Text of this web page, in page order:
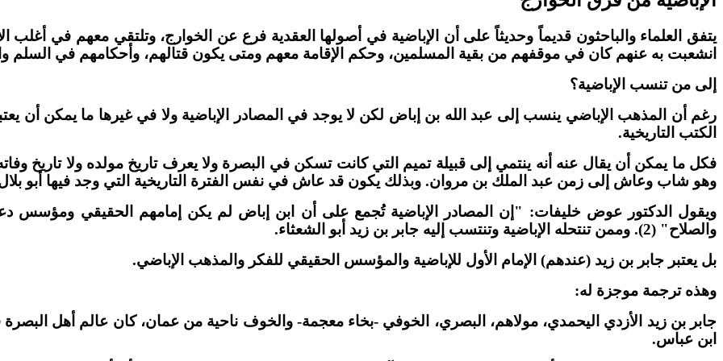
يتفق العلماء والباحثون قديماً وحديثاً على أن الإباضية في أصولها العقدية فرع عن الخوارج، وتلتقي معهم في
انشعبت به عنهم كان في موقفهم من بقية المسلمين، وحكم الإقامة معهم ومتى يكون قتالهم، وأحكامهم في السلم
إلى من تنسب الإباضية؟
رغم أن المذهب الإباضي ينسب إلى عبد الله بن إباض لكن لا يوجد في المصادر الإباضية ولا في غيرها ما يمكن أن
الكتب التاريخية.
فكل ما يمكن أن يقال عنه أنه ينتمي إلى قبيلة تميم التي كانت تسكن في البصرة ولا يعرف تاريخ مولده ولا تاريخ
وهو شاب وعاش إلى زمن عبد الملك بن مروان. وبذلك يكون قد عاش في نفس الفترة التاريخية التي وجد فيها أبو بلال
ويقول الدكتور عوض خليفات: "إن المصادر الإباضية تُجمع على أن ابن إباض لم يكن إمامهم الحقيقي ومؤسس
والصلاح" (2). وممن تنتحله الإباضية وتنتسب إليه جابر بن زيد أبو الشعثاء.
بل يعتبر جابر بن زيد (عندهم) الإمام الأول للإباضية والمؤسس الحقيقي للفكر والمذهب الإباضي.
وهذه ترجمة موجزة له:
جابر بن زيد الأزدي اليحمدي، مولاهم، البصري، الخوفي -بخاء معجمة- والخوف ناحية من عمان، كان عالم أهل
ابن عباس.